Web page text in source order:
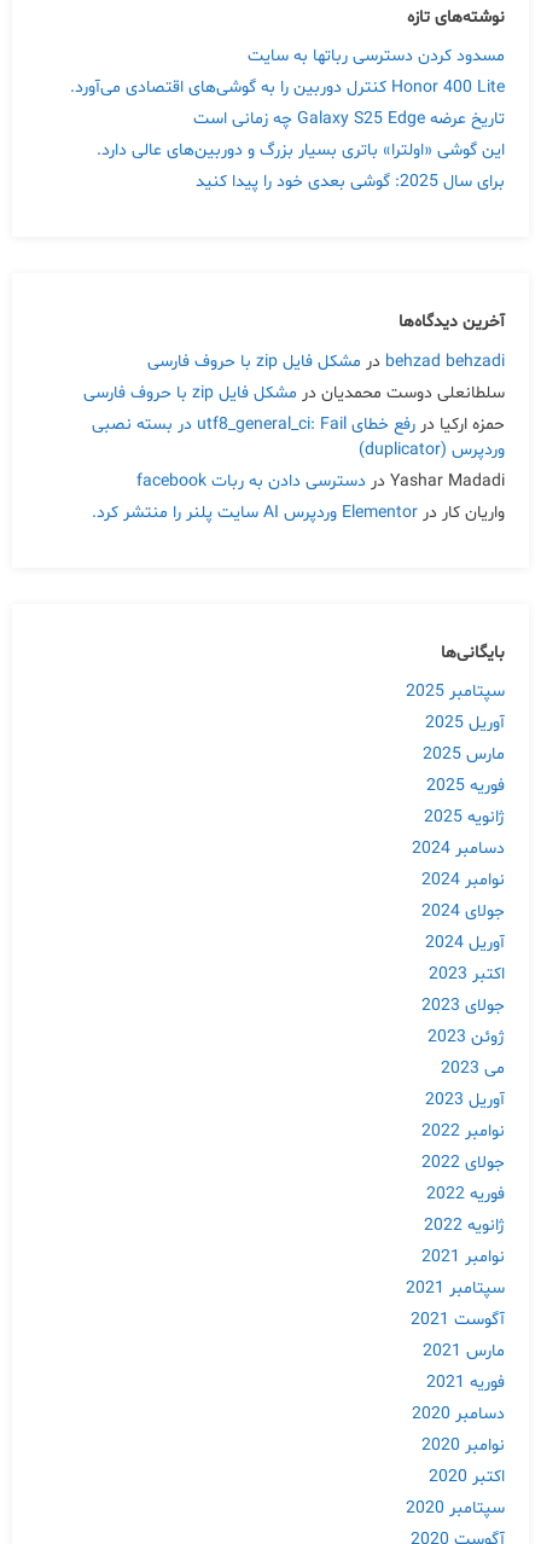
نوشته‌های تازه
مسدود کردن دسترسی رباتها به سایت
Honor 400 Lite کنترل دوربین را به گوشی‌های اقتصادی می‌آورد.
تاریخ عرضه Galaxy S25 Edge چه زمانی است
این گوشی «اولترا» باتری بسیار بزرگ و دوربین‌های عالی دارد.
برای سال 2025: گوشی بعدی خود را پیدا کنید
آخرین دیدگاه‌ها
behzad behzadi در مشکل فایل zip با حروف فارسی
سلطانعلی دوست محمدیان در مشکل فایل zip با حروف فارسی
حمزه ارکیا در
رفع خطای utf8_general_ci: Fail در بسته نصبی
وردپرس (duplicator)
Yashar Madadi در دسترسی دادن به ربات facebook
واریان کار در Elementor وردپرس AI سایت پلنر را منتشر کرد.
بایگانی‌ها
سپتامبر 2025
آوریل 2025
مارس 2025
فوریه 2025
ژانویه 2025
دسامبر 2024
نوامبر 2024
جولای 2024
آوریل 2024
اکتبر 2023
جولای 2023
ژوئن 2023
می 2023
آوریل 2023
نوامبر 2022
جولای 2022
فوریه 2022
ژانویه 2022
نوامبر 2021
سپتامبر 2021
آگوست 2021
مارس 2021
فوریه 2021
دسامبر 2020
نوامبر 2020
اکتبر 2020
سپتامبر 2020